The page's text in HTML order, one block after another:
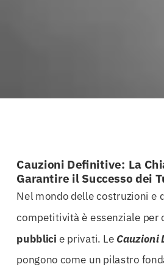
Cauzioni Definitive: La
Garantire il Successo dei
Nel mondo delle costruzioni e
competitività è essenziale per
pubblici e privati. Le Cauzioni
pongono come un pilastro